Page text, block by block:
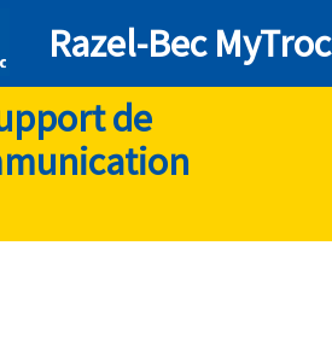
Razel-Bec MyTroc
de